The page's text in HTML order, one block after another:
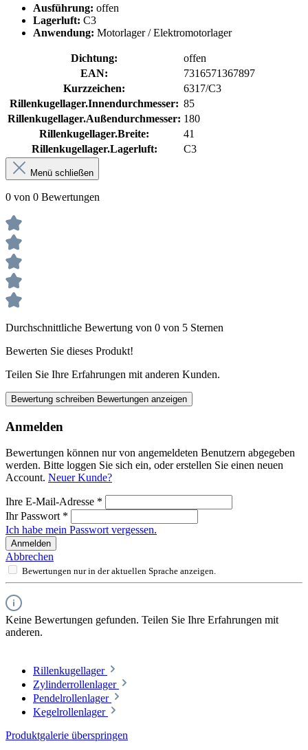
Ausführung: offen
Lagerluft: C3
Anwendung: Motorlager / Elektromotorlager
Dichtung:
offen
EAN:
7316571367897
Kurzzeichen:
6317/C3
Rillenkugellager.Innendurchmesser: 85
Rillenkugellager.Außendurchmesser: 180
Rillenkugellager.Breite:
41
Rillenkugellager.Lagerluft:
C3
Menü schließen
0 von 0 Bewertungen
Durchschnittliche Bewertung von 0 von 5 Sternen
Bewerten Sie dieses Produkt!
Teilen Sie Ihre Erfahrungen mit anderen Kunden.
Bewertung schreiben Bewertungen anzeigen
Anmelden
Bewertungen können nur von angemeldeten Benutzern abgegeben
werden. Bitte loggen Sie sich ein, oder erstellen Sie einen neuen
Account. Neuer Kunde?
Ihre E-Mail-Adresse *
Ihr Passwort *
Ich habe mein Passwort vergessen.
Anmelden
Abbrechen
Bewertungen nur in der aktuellen Sprache anzeigen.
Keine Bewertungen gefunden. Teilen Sie Ihre Erfahrungen mit
anderen.
Rillenkugellager
Zylinderrollenlager
Pendelrollenlager
Kegelrollenlager
Produktgalerie überspringen